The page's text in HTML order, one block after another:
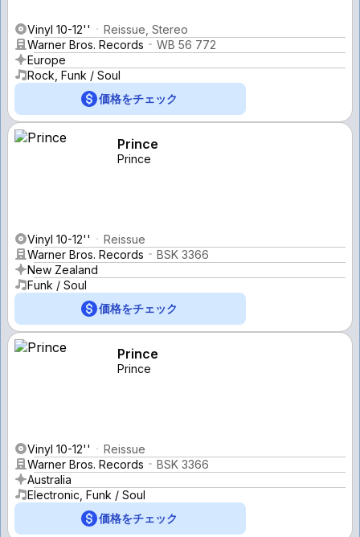
Vinyl 10-12''
Reissue, Stereo
Warner Bros. Records
WB 56 772
Europe
Rock, Funk / Soul
価格をチェック
Prince
Prince
Vinyl 10-12''
Reissue
Warner Bros. Records
BSK 3366
New Zealand
Funk / Soul
価格をチェック
Prince
Prince
Vinyl 10-12''
Reissue
Warner Bros. Records
BSK 3366
Australia
Electronic, Funk / Soul
価格をチェック